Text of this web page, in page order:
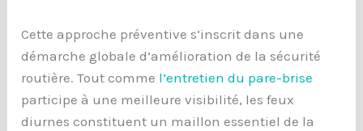
Cette approche préventive s’inscrit dans une
démarche globale d’amélioration de la sécurité
routière. Tout comme l’entretien du pare-brise
participe à une meilleure visibilité, les feux
diurnes constituent un maillon essentiel de la